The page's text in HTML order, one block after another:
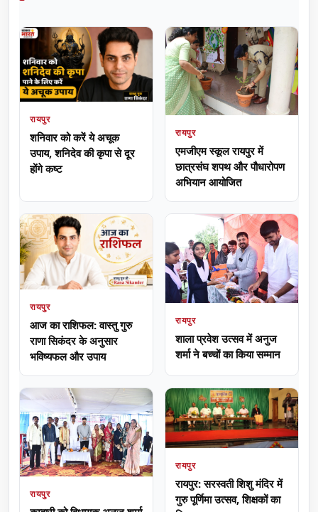
रायपुर
शनिवार को करें ये अचूक
उपाय, शनिदेव की कृपा से दूर
होंगे कष्ट
रायपुर
एमजीएम स्कूल रायपुर में
छात्रसंघ शपथ और पौधारोपण
अभियान आयोजित
रायपुर
आज का राशिफल: वास्तु गुरु
राणा सिकंदर के अनुसार
भविष्यफल और उपाय
रायपुर
शाला प्रवेश उत्सव में अनुज
शर्मा ने बच्चों का किया सम्मान
रायपुर
रायपुर
रायपुर: सरस्वती शिशु मंदिर में
गुरु पूर्णिमा उत्सव, शिक्षकों का